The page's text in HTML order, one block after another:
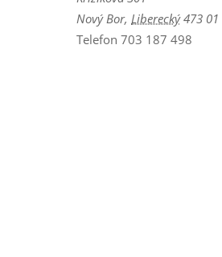
Nový Bor, Liberecký 473 01
Telefon 703 187 498